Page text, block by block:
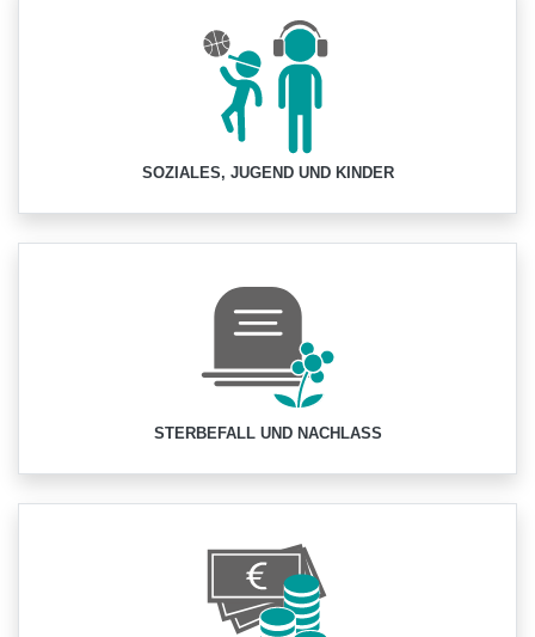
SOZIALES, JUGEND UND KINDER
STERBEFALL UND NACHLASS